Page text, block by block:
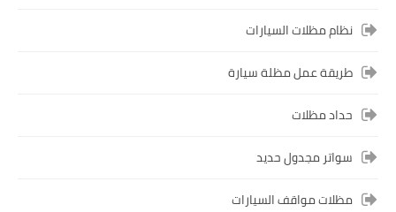
نظام مظلات السيارات
طريقة عمل مظلة سيارة
حداد مظلات
سواتر مجدول حديد
مظلات مواقف السيارات